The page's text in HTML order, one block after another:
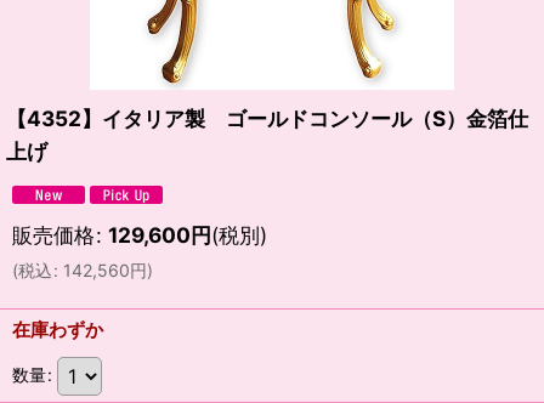
【4352】イタリア製 ゴールドコンソール（S）金箔仕
上げ
販売価格: 129,600円(税別)
(税込: 142,560円)
在庫わずか
数量: